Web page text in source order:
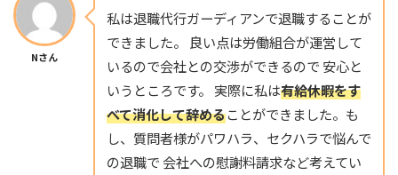
Nさん
私は退職代行ガーディアンで退職することが
できました。 良い点は労働組合が運営して
いるので会社との交渉ができるので 安心と
いうところです。 実際に私は有給休暇をす
べて消化して辞めることができました。も
し、質問者様がパワハラ、セクハラで悩んで
の退職で 会社への慰謝料請求など考えてい